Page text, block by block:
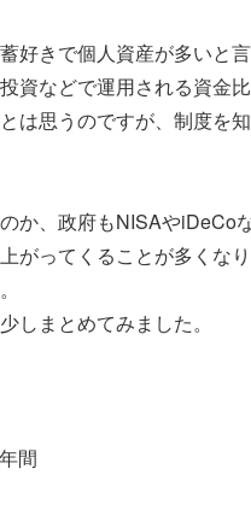
好きで個人資産が多いと
資などで運用される資金
は思うのですが、制度を
か、政府もNISAやiDeCo
がってくることが多くな
しまとめてみました。
間